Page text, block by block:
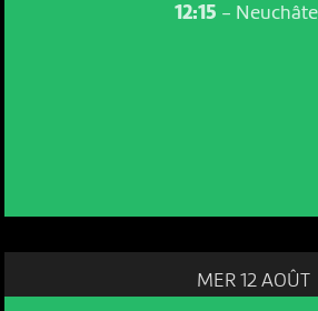
12:15 -
MER 12 AOÛT